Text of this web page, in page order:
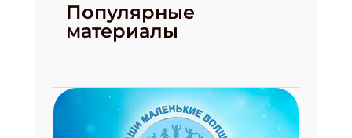
Популярные
материалы
Получи электронный "Классный журнал" в